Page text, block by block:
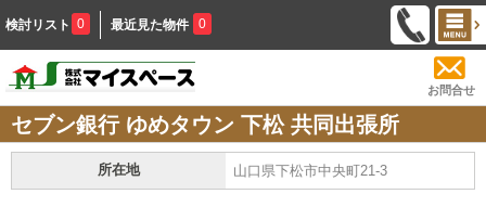
検討リスト 0 最近見た物件 0
お問合せ
セブン銀行 ゆめタウン 下松 共同出張所
所在地 山口県下松市中央町21-3